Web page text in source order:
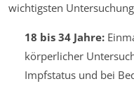
wichtigsten
18 bis 34 Jahre:
körperlicher
Impfstatus und bei